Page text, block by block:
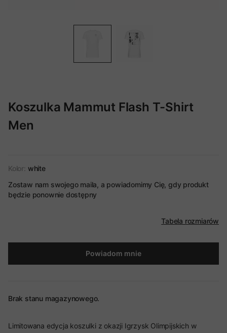
Koszulka Mammut Flash T-Shirt
Men
Kolor: white
Zostaw nam swojego maila, a powiadomimy Cię, gdy produkt
będzie ponownie dostępny
Tabela rozmiarów
Powiadom mnie
Brak stanu magazynowego.
Limitowana edycja koszulki z okazji Igrzysk Olimpijskich w